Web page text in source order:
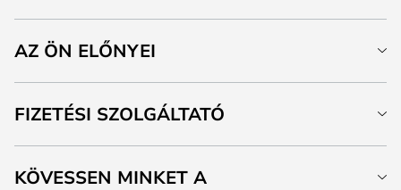
AZ ÖN ELŐNYEI
FIZETÉSI SZOLGÁLTATÓ
KÖVESSEN MINKET A